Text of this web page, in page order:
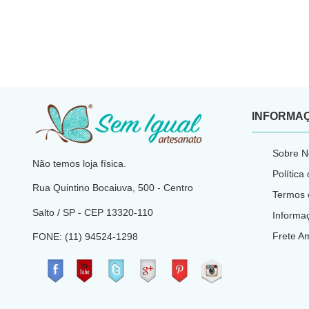
Não temos loja física.
Rua Quintino Bocaiuva, 500 - Centro
Salto / SP - CEP 13320-110
FONE: (11) 94524-1298
Sobre
Política
Termos
Frete